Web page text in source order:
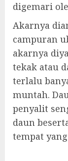
digemari
Akarnya
campuran
akarnya
tekak atau
terlalu
muntah.
penyalit
daun
tempat